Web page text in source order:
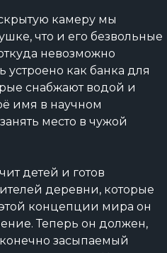
камеру мы
что и его безвольные
невозможно
как банка для
снабжают водой и
имя в научном
место в чужой
детей и готов
деревни, которые
концепции мира он
Теперь он должен,
засыпаемый